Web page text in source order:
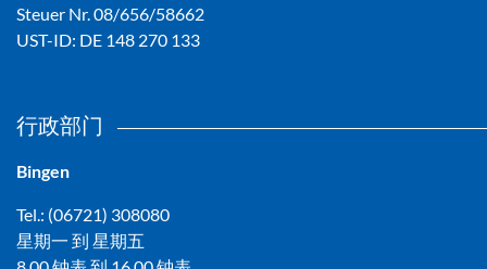
Steuer Nr. 08/656/58662
UST-ID: DE 148 270 133
行政部门
Bingen
Tel.: (06721) 308080
星期一 到 星期五